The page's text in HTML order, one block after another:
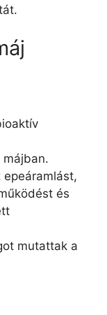
epeáramlást,
és
mutattak a